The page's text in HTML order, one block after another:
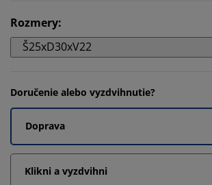
Rozmery:
Š25xD30xV22
Doručenie alebo vyzdvihnutie?
Doprava
Klikni a vyzdvihni